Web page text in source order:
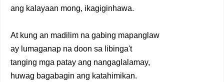
ang kalayaan mong, ikagiginhawa.
At kung an madilim na gabing mapanglaw
ay lumaganap na doon sa libinga't
tanging mga patay ang nangaglalamay,
huwag bagabagin ang katahimikan.